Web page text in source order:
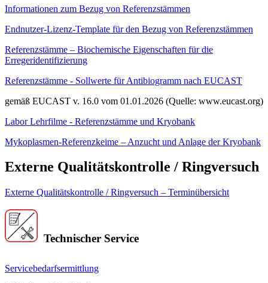
Informationen zum Bezug von Referenzstämmen
Endnutzer-Lizenz-Template für den Bezug von Referenzstämmen
Referenzstämme – Biochemische Eigenschaften für die
Erregeridentifizierung
Referenzstämme - Sollwerte für Antibiogramm nach EUCAST
gemäß EUCAST v. 16.0 vom 01.01.2026 (Quelle: www.eucast.org)
Labor Lehrfilme - Referenzstämme und Kryobank
Mykoplasmen-Referenzkeime – Anzucht und Anlage der Kryobank
Externe Qualitätskontrolle / Ringversuch
Externe Qualitätskontrolle / Ringversuch – Terminübersicht
Technischer Service
Servicebedarfsermittlung